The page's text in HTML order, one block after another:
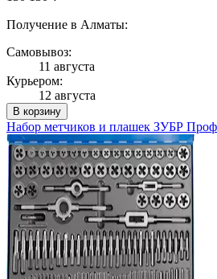
Получение в Алматы:
Самовывоз:
11 августа
Курьером:
12 августа
В корзину
Набор метчиков и плашек ЗУБР